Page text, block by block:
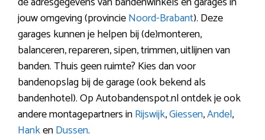
jouw omgeving (provincieNoord-Brabant). Deze
garages kunnen je helpen bij (de)monteren,
balanceren, repareren, sipen, trimmen, uitlijnen van
banden. Thuis geen ruimte? Kies dan voor
bandenopslag bij de garage (ook bekend als
bandenhotel). Op Autobandenspot.nl ontdek je ook
andere montagepartners inRijswijk,Giessen,Andel,
HankenDussen.